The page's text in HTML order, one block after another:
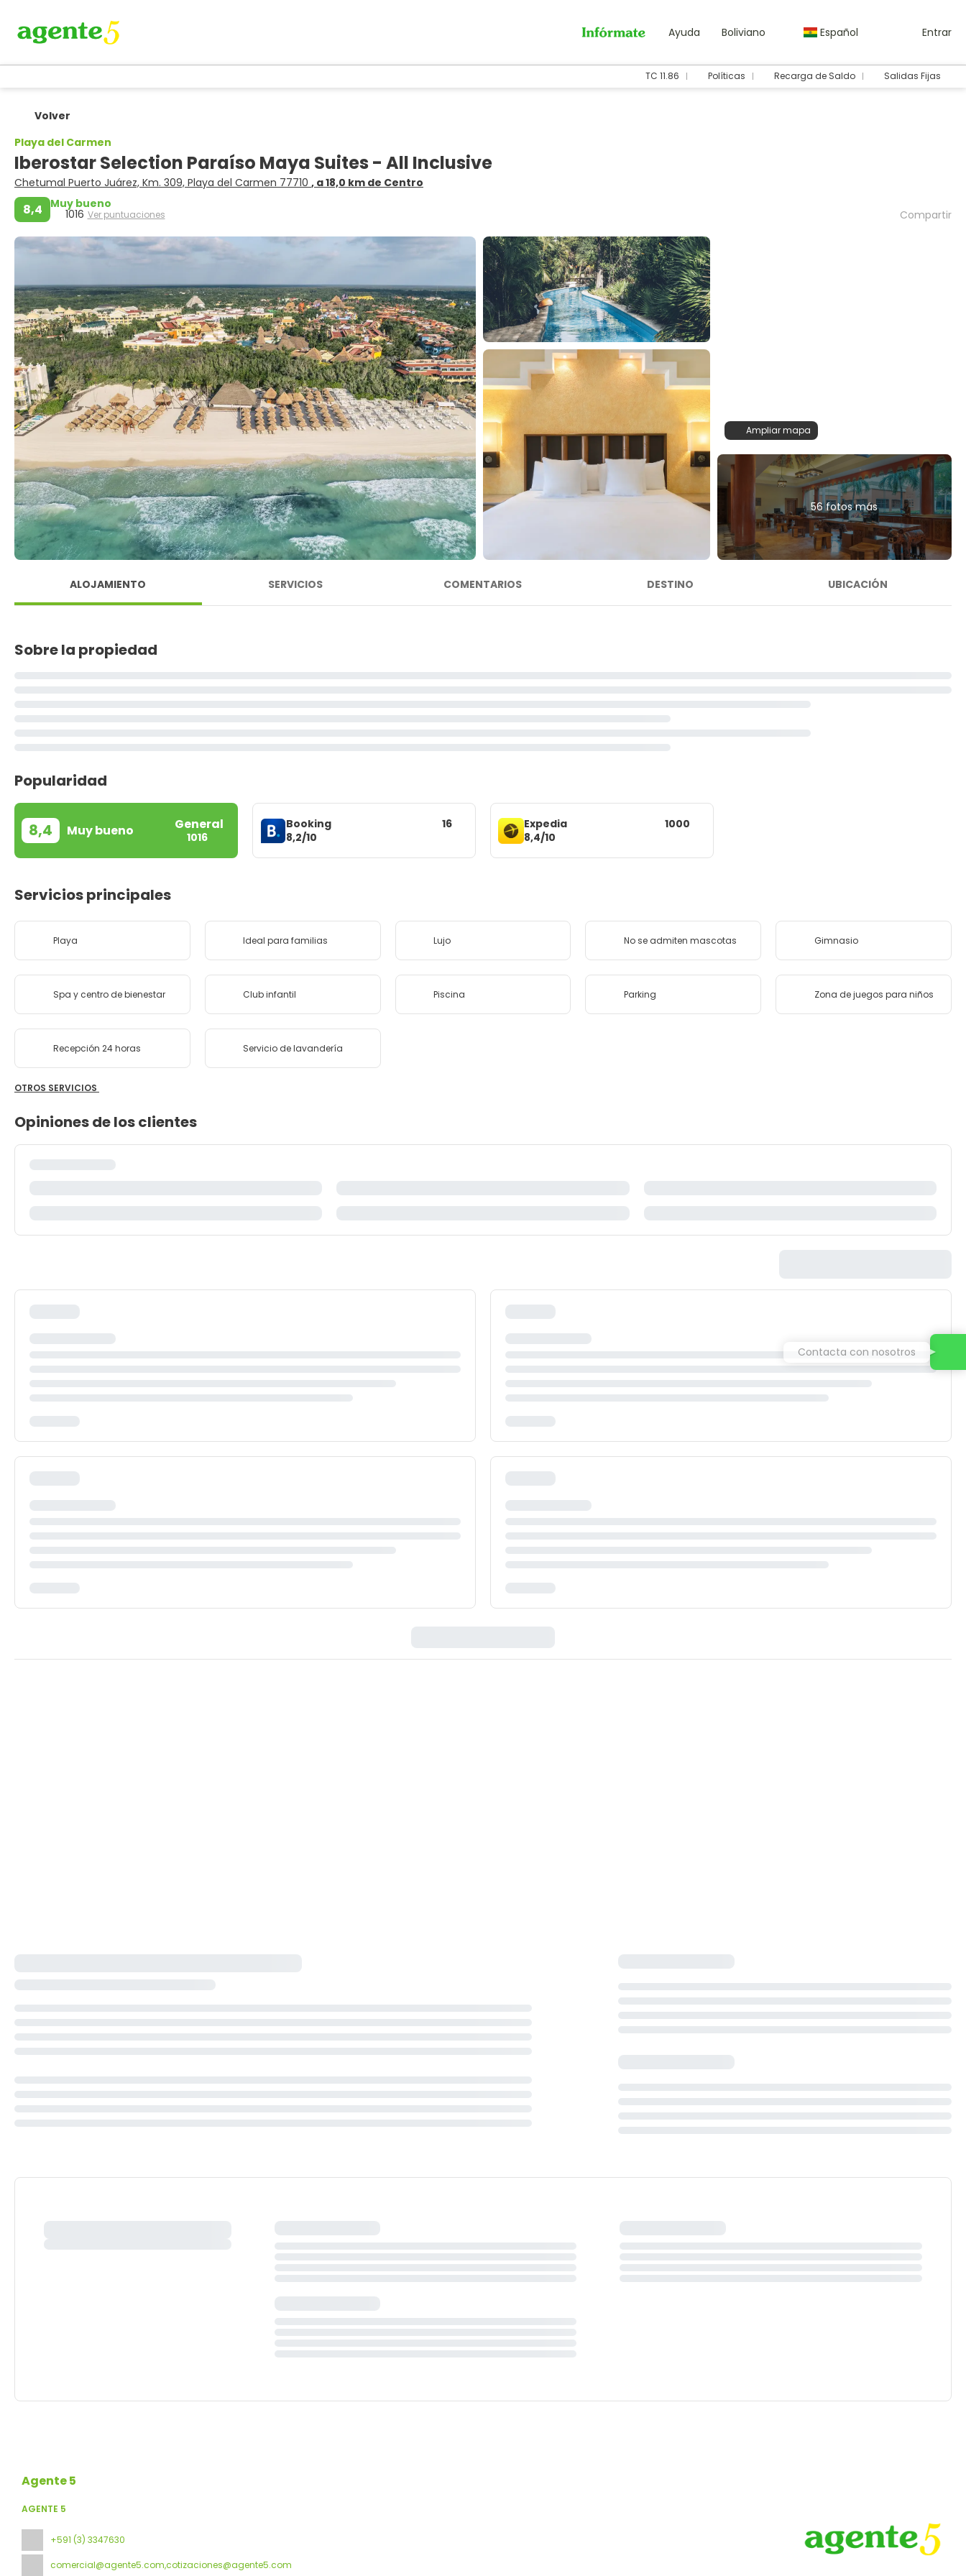
Ayuda Boliviano Español Entrar
TC 11.86 Políticas Recarga de Saldo Salidas Fijas
Volver
Playa del Carmen
Iberostar Selection Paraíso Maya Suites - All Inclusive
Chetumal Puerto Juárez, Km. 309, Playa del Carmen 77710 , a 18,0 km de Centro
8,4 Muy bueno
1016 Ver puntuaciones Compartir
Ampliar mapa
56 fotos más
ALOJAMIENTO SERVICIOS COMENTARIOS DESTINO UBICACIÓN
Sobre la propiedad
Popularidad
8,4 Muy bueno General
1016
Booking
8,2/10
16
Expedia
8,4/10
1000
Servicios principales
Playa Ideal para familias Lujo No se admiten mascotas Gimnasio
Spa y centro de bienestar Club infantil Piscina Parking Zona de juegos para niños
Recepción 24 horas Servicio de lavandería
OTROS SERVICIOS
Opiniones de los clientes
Agente 5
AGENTE 5
+591 (3) 3347630
comercial@agente5.com,cotizaciones@agente5.com
Contacta con nosotros